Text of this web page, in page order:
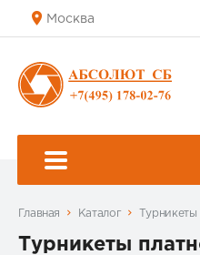
Москва
Главная Каталог
Турникеты